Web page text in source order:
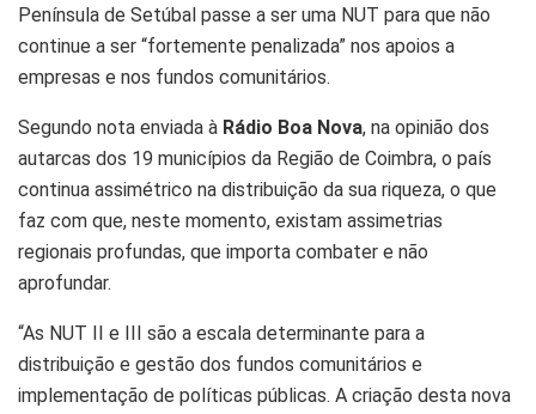
Península de Setúbal passe a ser uma NUT para que não
continue a ser “fortemente penalizada” nos apoios a
empresas e nos fundos comunitários.
Segundo nota enviada à Rádio Boa Nova, na opinião dos
autarcas dos 19 municípios da Região de Coimbra, o país
continua assimétrico na distribuição da sua riqueza, o que
faz com que, neste momento, existam assimetrias
regionais profundas, que importa combater e não
aprofundar.
“As NUT II e III são a escala determinante para a
distribuição e gestão dos fundos comunitários e
implementação de políticas públicas. A criação desta nova